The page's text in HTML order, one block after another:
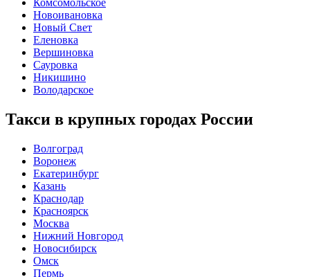
Новоивановка
Новый Свет
Еленовка
Вершиновка
Сауровка
Никишино
Володарское
Такси в крупных городах России
Волгоград
Воронеж
Екатеринбург
Казань
Краснодар
Красноярск
Москва
Нижний Новгород
Новосибирск
Омск
Пермь